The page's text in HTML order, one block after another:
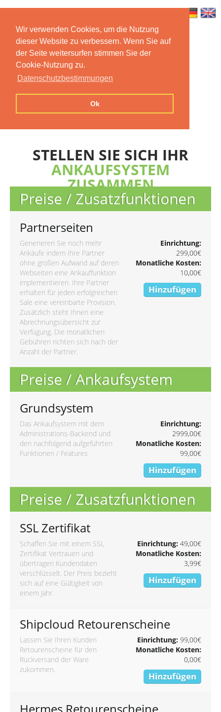
Wir verwenden Cookies, um die Nutzung
dieser Website zu verbessern. Wenn Sie auf
der Seite weitersurfen stimmen Sie der
Cookie-Nutzung zu.
Datenschutzbestimmungen
Ok
Home Features Mobile App
Preise
Contact us Imprint Privacy
STELLEN SIE SICH IHR
ANKAUFSYSTEM
ZUSAMMEN
Preise / Zusatzfunktionen
Partnerseiten
Generieren Sie noch mehr
Ankäufe indem Ihre Partner
ohne großen Aufwand auf deren
Webseiten eine Ankauffunktion
implementieren. Ihre Partner
erhalten für jeden erfolgreichen
Sale eine vereinbarte Provision.
Zusätzlich steht Ihnen eine
Abrechnungsübersicht zur
Verfügung. Die monatlichen
Gebühren richten sich nach der
Anzahl der Partner.
Einrichtung:
299,00€
Monatliche Kosten:
10,00€
Hinzufügen
Preise / Ankaufsystem
Grundsystem
Das Ankaufsystem mit dem
Administrations-Backend und
den nachfolgend aufgeführten
Funktionen / Features
Einrichtung:
2999,00€
Monatliche Kosten:
99,00€
Hinzufügen
Preise / Zusatzfunktionen
SSL Zertifikat
Schaffen Sie mit einem SSL
Zertifikat Vertrauen und
übertragen Kundendaten
verschlüsselt. Der Preis bezieht
sich auf eine Gültigkeit von
einem Jahr.
Einrichtung:49,00€
Monatliche Kosten:
3,99€
Hinzufügen
Shipcloud Retourenscheine
Lassen Sie Ihren Kunden
Retourenscheine für den
Rückversand der Ware
zukommen.
Einrichtung:99,00€
Monatliche Kosten:
0,00€
Hinzufügen